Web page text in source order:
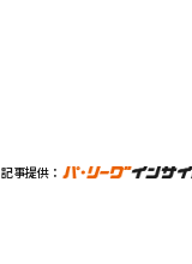
記事提供：